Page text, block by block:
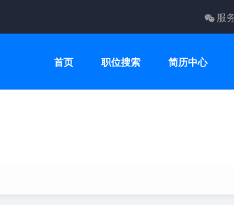
服
首页 职位搜索 简历中心